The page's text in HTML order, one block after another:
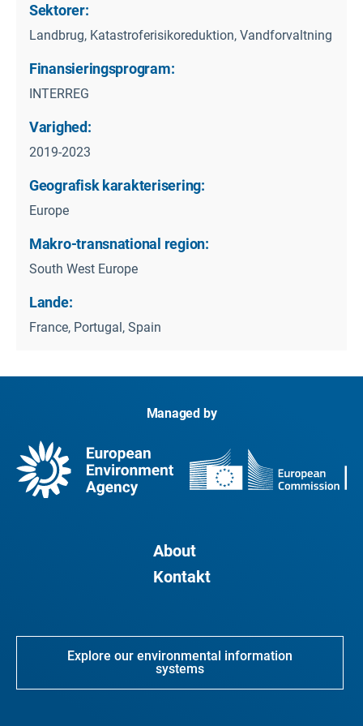
Sektorer:
Landbrug, Katastroferisikoreduktion, Vandforvaltning
Finansieringsprogram:
INTERREG
Varighed:
2019-2023
Geografisk karakterisering:
Europe
Makro-transnational region:
South West Europe
Lande:
France, Portugal, Spain
Managed by
About
Kontakt
Explore our environmental information
systems